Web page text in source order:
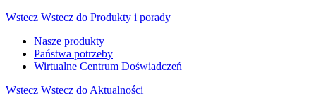
Wstecz Wstecz do Produkty i porady
Nasze produkty
Państwa potrzeby
Wirtualne Centrum Doświadczeń
Wstecz Wstecz do Aktualności